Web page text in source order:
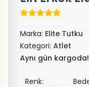
Marka: Elite Tutku
Kategori: Atlet
Aynı gün kargoda!
Renk: